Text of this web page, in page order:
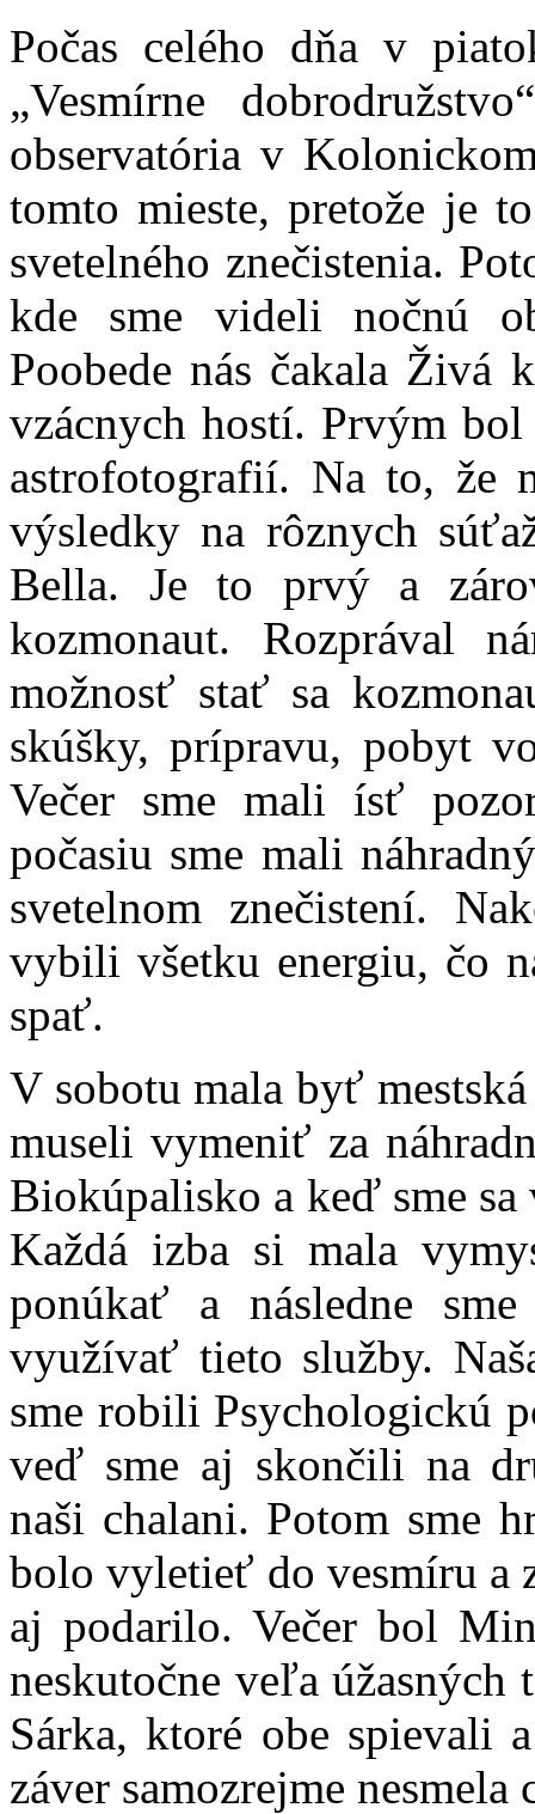
Počas celého dňa v
„Vesmírne
observatória v
tomto mieste, pretože je
svetelného znečistenia.
kde sme videli nočnú
Poobede nás čakala Živá
vzácnych hostí. Prvým
astrofotografií. Na to, že
výsledky na rôznych
Bella. Je to prvý a
kozmonaut. Rozprával
možnosť stať sa
skúšky, prípravu, pobyt
Večer sme mali ísť
počasiu sme mali
svetelnom znečistení.
vybili všetku energiu, čo
spať.
V sobotu mala byť
museli vymeniť za
Biokúpalisko a keď sme
Každá izba si mala
ponúkať a následne
využívať tieto služby.
sme robili Psychologickú
veď sme aj skončili na
naši chalani. Potom sme
bolo vyletieť do vesmíru a
aj podarilo. Večer bol
neskutočne veľa
Sárka, ktoré obe spievali
záver samozrejme nesmela